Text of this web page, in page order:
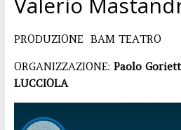
PRODUZIONE BAM TEATRO
ORGANIZZAZIONE: Paolo
LUCCIOLA